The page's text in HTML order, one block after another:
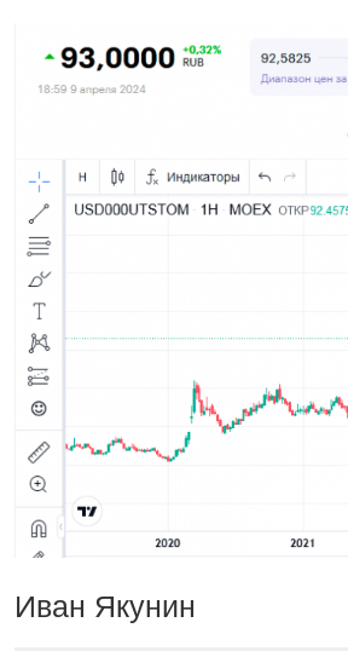
Иван Якунин